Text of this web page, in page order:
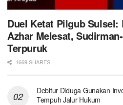
Duel Ketat Pilgub Sulsel:
Azhar Melesat,
Terpuruk
1669 SHARES
Debitur Diduga Gunakan
Tempuh Jalur Hukum